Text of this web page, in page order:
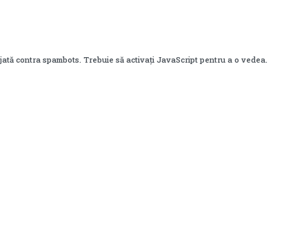
contra spambots. Trebuie să activați JavaScript pentru a o vedea.